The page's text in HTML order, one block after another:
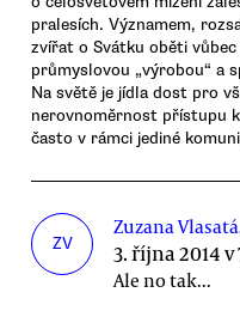
pralesích. Významem,
zvířat o Svátku oběti
průmyslovou „výrobou“ a
Na světě je jídla dost pro
nerovnoměrnost přístupu
často v rámci jediné
ZV
Zuzana Vlasatá
3. října 2014 v
Ale no tak...